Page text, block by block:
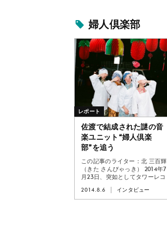
婦人倶楽部
佐渡で結成された謎の音
楽ユニット“婦人倶楽
部”を追う
この記事のライター：北 三百輝
（きた さんびゃっき） 2014年7
月23日、突如としてタワーレコ
レコ...
2014.8.6 インタビュー
レポート